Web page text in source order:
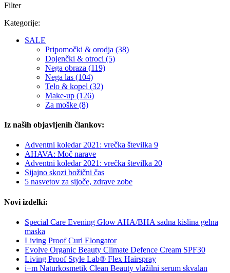
Filter
Kategorije:
SALE
Pripomočki & orodja (38)
Dojenčki & otroci (5)
Nega obraza (119)
Nega las (104)
Telo & kopel (32)
Make-up (126)
Za moške (8)
Iz naših objavljenih člankov:
Adventni koledar 2021: vrečka številka 9
AHAVA: Moč narave
Adventni koledar 2021: vrečka številka 20
Sijajno skozi božični čas
5 nasvetov za sijoče, zdrave zobe
Novi izdelki:
Special Care Evening Glow AHA/BHA sadna kislina gelna
maska
Living Proof Curl Elongator
Evolve Organic Beauty Climate Defence Cream SPF30
Living Proof Style Lab® Flex Hairspray
i+m Naturkosmetik Clean Beauty vlažilni serum skvalan